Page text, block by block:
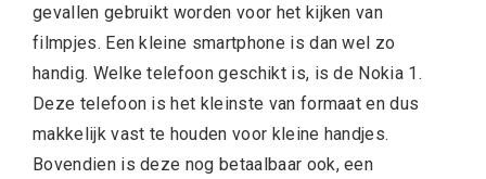
gevallen gebruikt worden voor het kijken van
filmpjes. Een kleine smartphone is dan wel zo
handig. Welke telefoon geschikt is, is de Nokia 1.
Deze telefoon is het kleinste van formaat en dus
makkelijk vast te houden voor kleine handjes.
Bovendien is deze nog betaalbaar ook, een